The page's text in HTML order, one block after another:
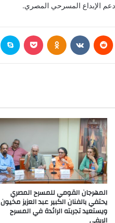
الإبداع المسرحي المصري.
بينتيريست Odnoklassniki
بوكيت
المهرجان القومي للمسرح المصري
يحتفي بالفنان الكبير عبد العزيز مخيون
ويستعيد تجربته الرائدة في المسرح